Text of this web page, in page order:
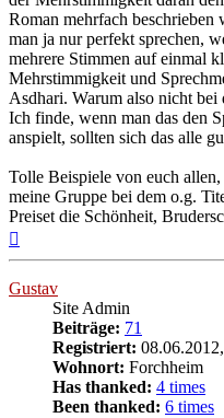
Roman mehrfach
man ja nur perfekt sprechen,
mehrere Stimmen auf einmal
Mehrstimmigkeit und
Asdhari. Warum also nicht bei
Ich finde, wenn man das den
anspielt, sollten sich das alle
Tolle Beispiele von euch
meine Gruppe bei dem o.g.
Preiset die Schönheit,
Gustav
Site Admin
Beiträge: 71
Registriert:
Wohnort: Forchheim
Has thanked: 4 times
Been thanked: 6 times